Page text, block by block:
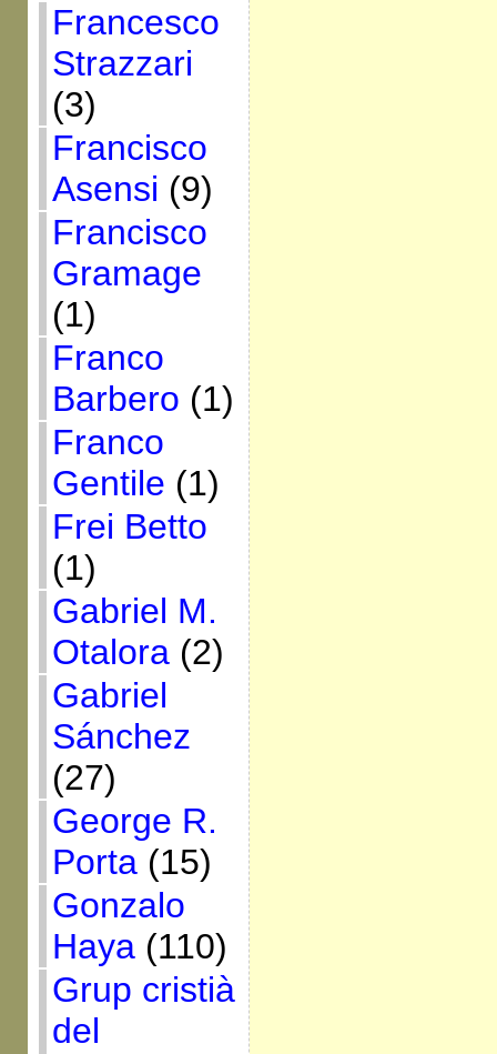
Francesco
Strazzari
(3)
Francisco
Asensi (9)
Francisco
Gramage
(1)
Franco
Barbero (1)
Franco
Gentile (1)
Frei Betto
(1)
Gabriel M.
Otalora(2)
Gabriel
Sánchez
(27)
George R.
Porta(15)
Gonzalo
Haya(110)
Grup cristià
del